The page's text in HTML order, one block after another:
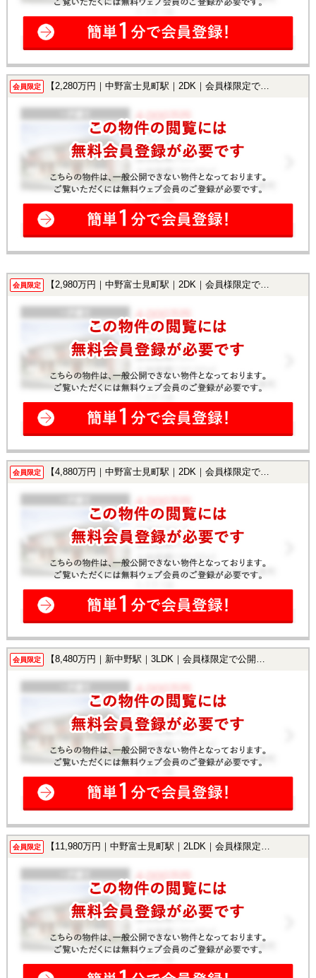
会員限定 【2,280万円｜中野富士見町駅｜2DK｜会員様限定で公開中！】
会員限定 【2,980万円｜中野富士見町駅｜2DK｜会員様限定で公開中！】
会員限定 【4,880万円｜中野富士見町駅｜2DK｜会員様限定で公開中！】
会員限定 【8,480万円｜新中野駅｜3LDK｜会員様限定で公開中！】
会員限定 【11,980万円｜中野富士見町駅｜2LDK｜会員様限定で公開中！】